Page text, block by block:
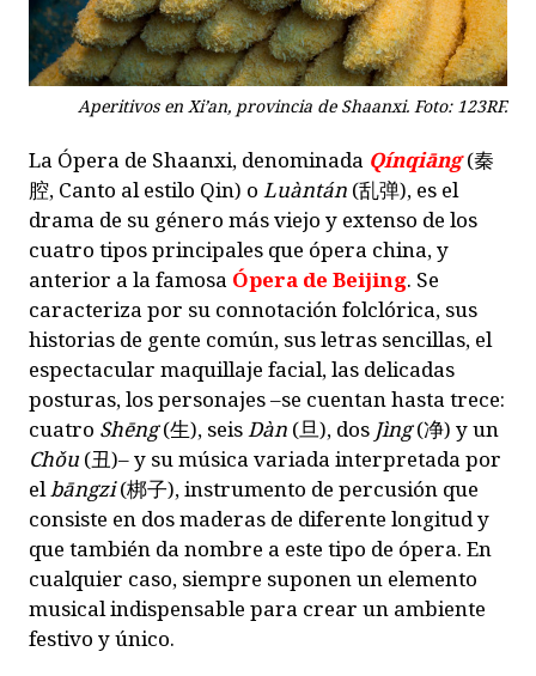
Aperitivos en Xi’an, provincia de Shaanxi. Foto: 123RF.
La Ópera de Shaanxi, denominada Qínqiāng(秦
腔, Canto al estilo Qin) o Luàntán (乱弹), es el
drama de su género más viejo y extenso de los
cuatro tipos principales que ópera china, y
anterior a la famosa Ópera de Beijing. Se
caracteriza por su connotación folclórica, sus
historias de gente común, sus letras sencillas, el
espectacular maquillaje facial, las delicadas
posturas, los personajes –se cuentan hasta trece:
cuatro Shēng(生), seisDàn (旦), dos Jìng(净) y un
Chǒu (丑)– y su música variada interpretada por
elbāngzi(梆子), instrumento de percusión que
consiste en dos maderas de diferente longitud y
que también da nombre a este tipo de ópera. En
cualquier caso, siempre suponen un elemento
musical indispensable para crear un ambiente
festivo y único.